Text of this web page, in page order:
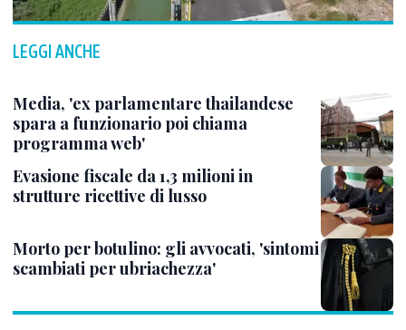
LEGGI ANCHE
Media, 'ex parlamentare thailandese
spara a funzionario poi chiama
programma web'
Evasione fiscale da 1,3 milioni in
strutture ricettive di lusso
Morto per botulino: gli avvocati, 'sintomi
scambiati per ubriachezza'